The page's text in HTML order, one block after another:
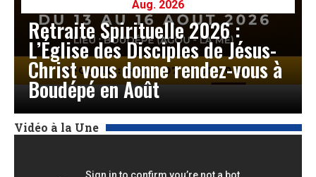
Aug. 2026
Retraite Spirituelle 2026 :
L’Église des Disciples de Jésus-
Christ vous donne rendez-vous à
Boudépé en Août
Vidéo à la Une